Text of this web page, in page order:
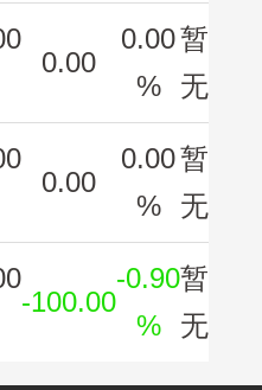
0.00
0.00
%
暂
无
0.00
0.00
%
暂
无
-100.00
-0.90
%
暂
无